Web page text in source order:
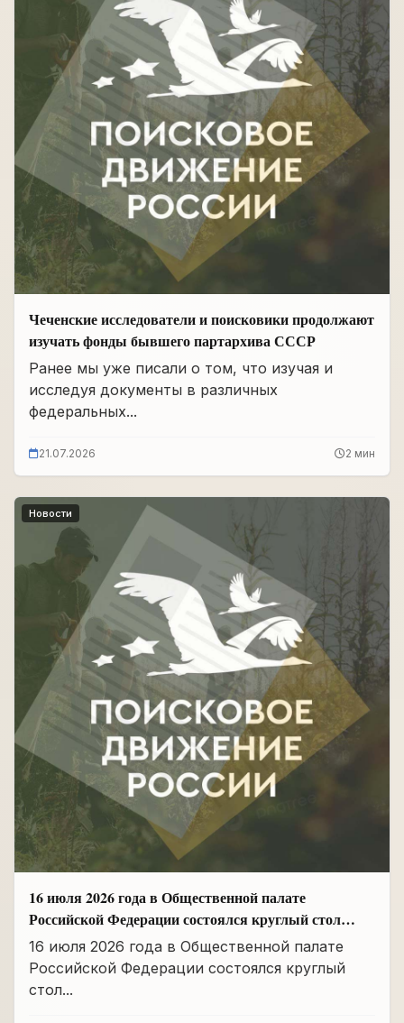
Чеченские исследователи и поисковики продолжают
изучать фонды бывшего партархива СССР
Ранее мы уже писали о том, что изучая и
исследуя документы в различных
федеральных...
21.07.2026 2 мин
Новости
16 июля 2026 года в Общественной палате
Российской Федерации состоялся круглый стол
«Сохранение памяти о Героях подвига
самопожертвования и воспитание...
16 июля 2026 года в Общественной палате
Российской Федерации состоялся круглый
стол...